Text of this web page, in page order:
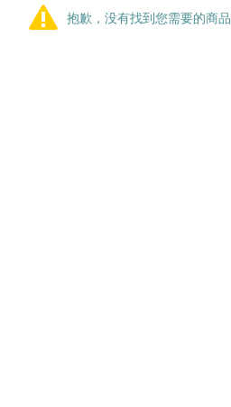
抱歉，没有找到您需要的商品